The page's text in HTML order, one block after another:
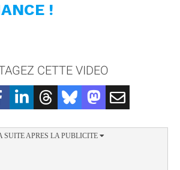
!
CETTE VIDEO